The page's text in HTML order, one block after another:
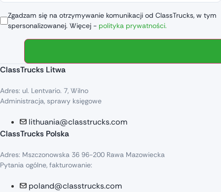
Zgadzam się na otrzymywanie komunikacji od ClassTrucks, w tym
spersonalizowanej. Więcej - polityka prywatności.
ClassTrucks Litwa
Adres: ul. Lentvario. 7, Wilno
Administracja, sprawy księgowe
lithuania@classtrucks.com
ClassTrucks Polska
Adres: Mszczonowska 36 96-200 Rawa Mazowiecka
Pytania ogólne, fakturowanie:
poland@classtrucks.com